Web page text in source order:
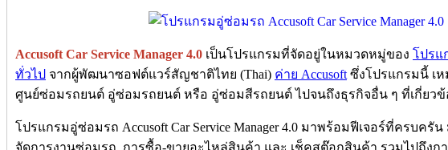
Accusoft Car Service Manager 4.0 เป็นโปรแกรมที่จัดอยู่ในหมวดหมู่ของ โปรแ
ทั่วไป จากผู้พัฒนาซอฟต์แวร์สัญชาติไทย (Thai) ค่าย Accusoft ซึ่งโปรแกรมนี้ เ
ศูนย์ซ่อมรถยนต์ อู่ซ่อมรถยนต์ หรือ อู่ซ่อมสีรถยนต์ ไปจนถึงธุรกิจอื่น ๆ ที่เกี่ยวข้
โปรแกรมอู่ซ่อมรถ Accusoft Car Service Manager 4.0 มาพร้อมฟีเจอร์ที่ครบครั